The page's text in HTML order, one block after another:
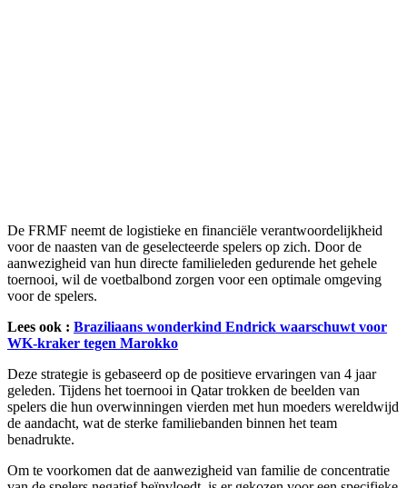
De FRMF neemt de logistieke en financiële verantwoordelijkheid
voor de naasten van de geselecteerde spelers op zich. Door de
aanwezigheid van hun directe familieleden gedurende het gehele
toernooi, wil de voetbalbond zorgen voor een optimale omgeving
voor de spelers.
Lees ook : Braziliaans wonderkind Endrick waarschuwt voor
WK-kraker tegen Marokko
Deze strategie is gebaseerd op de positieve ervaringen van 4 jaar
geleden. Tijdens het toernooi in Qatar trokken de beelden van
spelers die hun overwinningen vierden met hun moeders wereldwijd
de aandacht, wat de sterke familiebanden binnen het team
benadrukte.
Om te voorkomen dat de aanwezigheid van familie de concentratie